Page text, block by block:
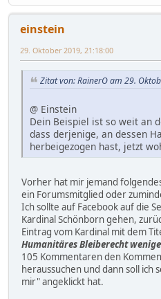
einstein
29. Oktober 2019, 21:18:00
Zitat von: RainerO am 29.
@ Einstein
Dein Beispiel ist so weit an
dass derjenige, an dessen
herbeigezogen hast, jetzt
Vorher hat mir jemand
ein Forumsmitglied oder
Ich sollte auf Facebook auf die
Kardinal Schönborn gehen,
Eintrag vom Kardinal mit dem
Humanitäres Bleiberecht
105 Kommentaren den
heraussuchen und dann soll ich
mir" angeklickt hat.